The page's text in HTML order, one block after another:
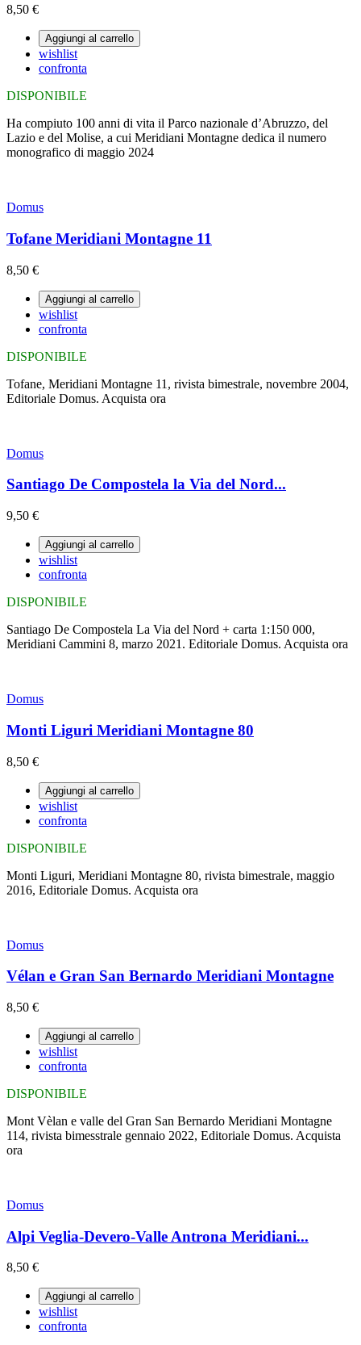
8,50 €
Aggiungi al carrello
wishlist
confronta
DISPONIBILE
Ha compiuto 100 anni di vita il Parco nazionale d’Abruzzo, del
Lazio e del Molise, a cui Meridiani Montagne dedica il numero
monografico di maggio 2024
Domus
Tofane Meridiani Montagne 11
8,50 €
Aggiungi al carrello
wishlist
confronta
DISPONIBILE
Tofane, Meridiani Montagne 11, rivista bimestrale, novembre 2004,
Editoriale Domus. Acquista ora
Domus
Santiago De Compostela la Via del Nord...
9,50 €
Aggiungi al carrello
wishlist
confronta
DISPONIBILE
Santiago De Compostela La Via del Nord + carta 1:150 000,
Meridiani Cammini 8, marzo 2021. Editoriale Domus. Acquista ora
Domus
Monti Liguri Meridiani Montagne 80
8,50 €
Aggiungi al carrello
wishlist
confronta
DISPONIBILE
Monti Liguri, Meridiani Montagne 80, rivista bimestrale, maggio
2016, Editoriale Domus. Acquista ora
Domus
Vélan e Gran San Bernardo Meridiani Montagne
8,50 €
Aggiungi al carrello
wishlist
confronta
DISPONIBILE
Mont Vèlan e valle del Gran San Bernardo Meridiani Montagne
114, rivista bimesstrale gennaio 2022, Editoriale Domus. Acquista
ora
Domus
Alpi Veglia-Devero-Valle Antrona Meridiani...
8,50 €
Aggiungi al carrello
wishlist
confronta